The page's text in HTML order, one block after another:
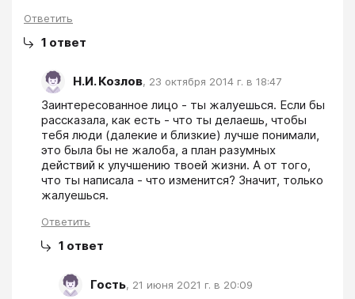
Ответить
1 ответ
Н.И. Козлов, 23 октября 2014 г. в 18:47
Заинтересованное лицо - ты жалуешься. Если бы
рассказала, как есть - что ты делаешь, чтобы
тебя люди (далекие и близкие) лучше понимали,
это была бы не жалоба, а план разумных
действий к улучшению твоей жизни. А от того,
что ты написала - что изменится? Значит, только
жалуешься.
Ответить
1 ответ
Гость, 21 июня 2021 г. в 20:09